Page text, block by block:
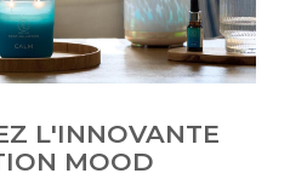
L'INNOVANTE
MOOD